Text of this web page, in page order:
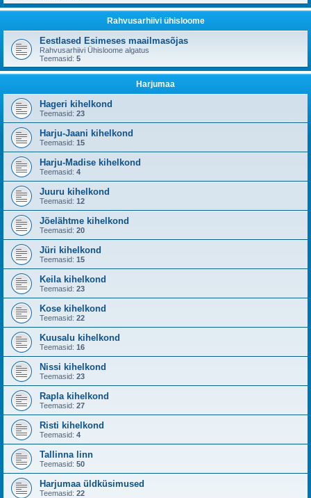
Rahvusarhiivi ühisloome
Eestlased Esimeses maailmasõjas
Rahvusarhiivi Ühisloome algatus
Teemasid: 5
Harjumaa
Hageri kihelkond
Teemasid: 23
Harju-Jaani kihelkond
Teemasid: 15
Harju-Madise kihelkond
Teemasid: 4
Juuru kihelkond
Teemasid: 12
Jõelähtme kihelkond
Teemasid: 20
Jüri kihelkond
Teemasid: 15
Keila kihelkond
Teemasid: 23
Kose kihelkond
Teemasid: 22
Kuusalu kihelkond
Teemasid: 16
Nissi kihelkond
Teemasid: 23
Rapla kihelkond
Teemasid: 27
Risti kihelkond
Teemasid: 4
Tallinna linn
Teemasid: 50
Harjumaa üldküsimused
Teemasid: 22